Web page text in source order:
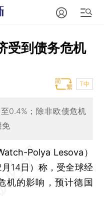
受到债务危机
T中
0.4%；除非欧债危机
免
Polya Lesova）
14日）称，受全球经
机的影响，预计德国